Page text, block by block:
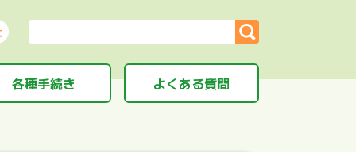
各種手続き よくある質問